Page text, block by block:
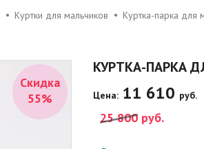
Куртки для мальчиков Куртка-парка для
Скидка
55%
КУРТКА-ПАРКА
Цена: 11 610 руб.
25 800 руб.